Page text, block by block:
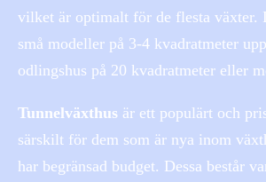
vilket är optimalt för de flesta växter.
små modeller på 3-4 kvadratmeter
odlingshus på 20 kvadratmeter eller
Tunnelväxthus är ett populärt och
särskilt för dem som är nya inom
har begränsad budget. Dessa består